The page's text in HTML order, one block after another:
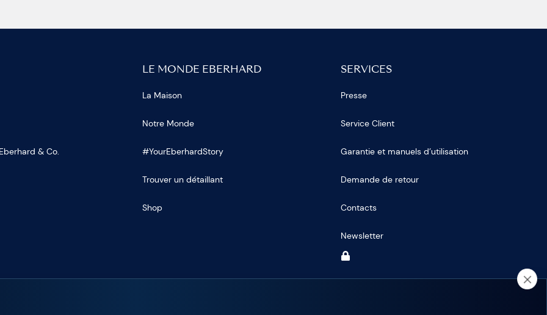
& Co.
LE MONDE EBERHARD
La Maison
Notre Monde
#YourEberhardStory
Trouver un détaillant
Shop
SERVICES
Presse
Service Client
Garantie et manuels d’utilisation
Demande de retour
Contacts
Newsletter